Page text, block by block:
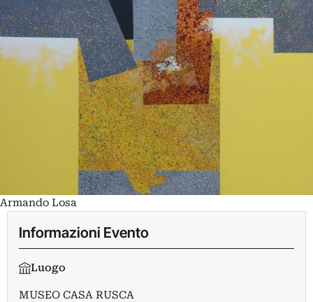
Armando Losa
Informazioni Evento
Luogo
MUSEO CASA RUSCA